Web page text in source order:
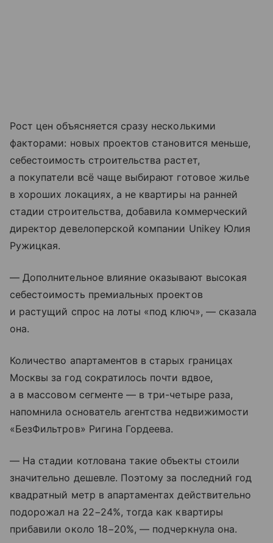
Рост цен объясняется сразу несколькими
факторами: новых проектов становится меньше,
себестоимость строительства растет,
а покупатели всё чаще выбирают готовое жилье
в хороших локациях, а не квартиры на ранней
стадии строительства, добавила коммерческий
директор девелоперской компании Unikey Юлия
Ружицкая.
— Дополнительное влияние оказывают высокая
себестоимость премиальных проектов
и растущий спрос на лоты «под ключ», — сказала
она.
Количество апартаментов в старых границах
Москвы за год сократилось почти вдвое,
а в массовом сегменте — в три-четыре раза,
напомнила основатель агентства недвижимости
«БезФильтров» Ригина Гордеева.
— На стадии котлована такие объекты стоили
значительно дешевле. Поэтому за последний год
квадратный метр в апартаментах действительно
подорожал на 22−24%, тогда как квартиры
прибавили около 18−20%, — подчеркнула она.